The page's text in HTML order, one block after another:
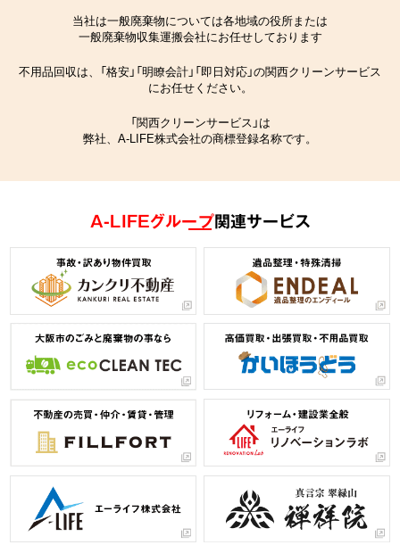
当社は一般廃棄物については各地域の役所または
一般廃棄物収集運搬会社にお任せしております
不用品回収は、「格安」「明瞭会計」「即日対応」の関西クリーンサービス
にお任せください。
「関西クリーンサービス」は
弊社、A-LIFE株式会社の商標登録名称です。
A-LIFEグループ関連サービス